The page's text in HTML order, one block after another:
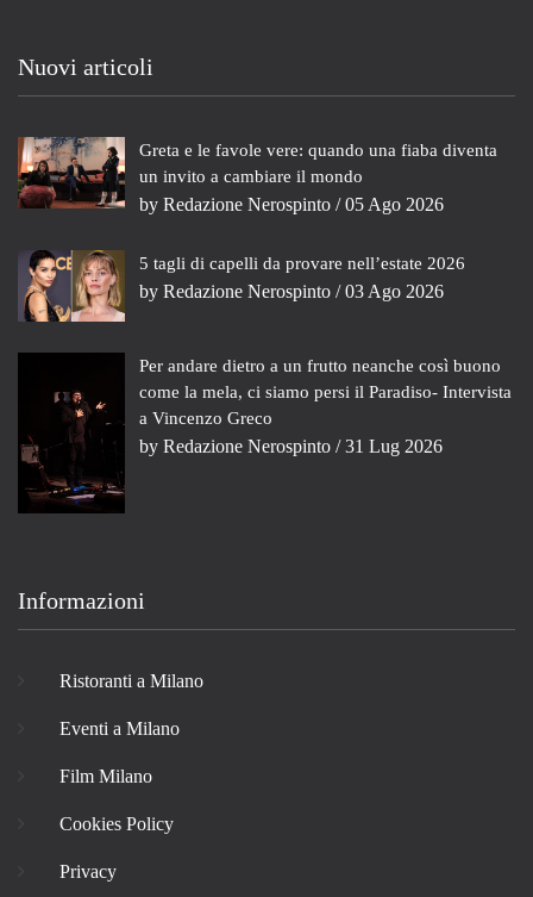
Nuovi articoli
Greta e le favole vere: quando una fiaba diventa
un invito a cambiare il mondo
by Redazione Nerospinto / 05 Ago 2026
5 tagli di capelli da provare nell’estate 2026
by Redazione Nerospinto / 03 Ago 2026
Per andare dietro a un frutto neanche così buono
come la mela, ci siamo persi il Paradiso- Intervista
a Vincenzo Greco
by Redazione Nerospinto / 31 Lug 2026
Informazioni
Ristoranti a Milano
Eventi a Milano
Film Milano
Cookies Policy
Privacy